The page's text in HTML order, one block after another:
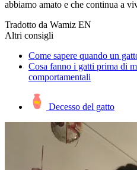
abbiamo amato e che continua a
Tradotto da Wamiz EN
Altri consigli
Come sapere quando un
Cosa fanno i gatti prima di
comportamentali
Decesso del gatto